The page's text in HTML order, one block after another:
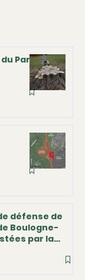
Parc
défense de
Boulogne-
par la